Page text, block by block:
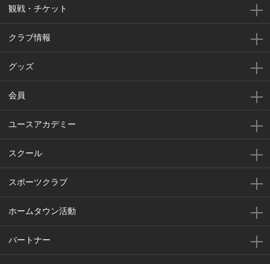
観戦・チケット
クラブ情報
グッズ
会員
ユースアカデミー
スクール
スポーツクラブ
ホームタウン活動
パートナー